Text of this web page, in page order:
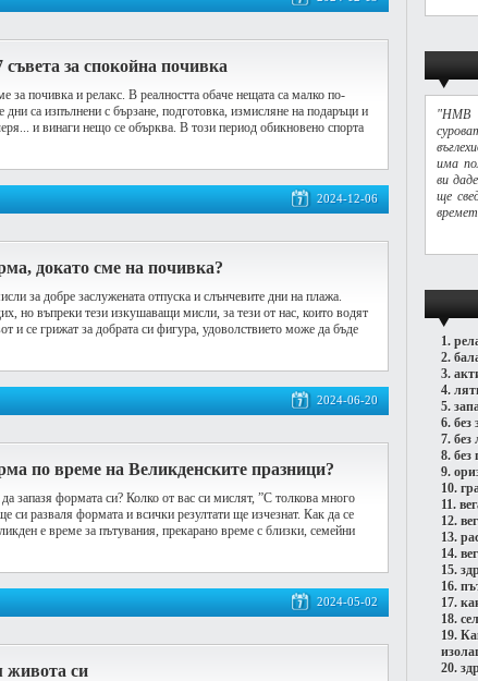
за спокойна почивка
за почивка и релакс. В реалността обаче нещата са малко по-
дни са изпълнени с бързане, подготовка, измисляне на подаръци и
и винаги нещо се обърква. В този период обикновено спорта
2024-12-06
докато сме на почивка?
за добре заслужената отпуска и слънчевите дни на плажа.
но въпреки тези изкушаващи мисли, за тези от нас, които водят
и се грижат за добрата си фигура, удоволствието може да бъде
2024-06-20
по време на Великденските празници?
запазя формата си? Колко от вас си мислят, ”С толкова много
си разваля формата и всички резултати ще изчезнат. Как да се
е време за пътувания, прекарано време с близки, семейни
2024-05-02
живота си
има
ви
ще
1.
2.
3.
4.
5.
6. без
7. без
8. без
9.
10.
11.
12.
13.
14.
15.
16.
17.
18.
19.
20.